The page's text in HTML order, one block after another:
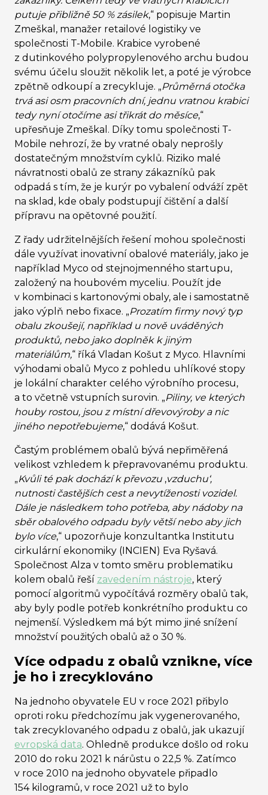
putuje přibližně 50 % zásilek,“ popisuje Martin
Zmeškal, manažer retailové logistiky ve
společnosti T-Mobile. Krabice vyrobené
z dutinkového polypropylenového archu budou
svému účelu sloužit několik let, a poté je výrobce
zpětně odkoupí a zrecykluje. „Průměrná otočka
trvá asi osm pracovních dní, jednu vratnou krabici
tedy nyní otočíme asi třikrát do měsíce,“
upřesňuje Zmeškal. Díky tomu společnosti T-
Mobile nehrozí, že by vratné obaly neprošly
dostatečným množstvím cyklů. Riziko malé
návratnosti obalů ze strany zákazníků pak
odpadá s tím, že je kurýr po vybalení odváží zpět
na sklad, kde obaly podstupují čištění a další
přípravu na opětovné použití.
Z řady udržitelnějších řešení mohou společnosti
dále využívat inovativní obalové materiály, jako je
například Myco od stejnojmenného startupu,
založený na houbovém myceliu. Použít jde
v kombinaci s kartonovými obaly, ale i samostatně
jako výplň nebo fixace. „Prozatím firmy nový typ
obalu zkoušejí, například u nově uváděných
produktů, nebo jako doplněk k jiným
materiálům,“ říká Vladan Košut z Myco. Hlavními
výhodami obalů Myco z pohledu uhlíkové stopy
je lokální charakter celého výrobního procesu,
a to včetně vstupních surovin. „Piliny, ve kterých
houby rostou, jsou z místní dřevovýroby a nic
jiného nepotřebujeme,“ dodává Košut.
Častým problémem obalů bývá nepřiměřená
velikost vzhledem k přepravovanému produktu.
„Kvůli té pak dochází k převozu ‚vzduchu‘,
nutnosti častějších cest a nevytíženosti vozidel.
Dále je následkem toho potřeba, aby nádoby na
sběr obalového odpadu byly větší nebo aby jich
bylo více,“ upozorňuje konzultantka Institutu
cirkulární ekonomiky (INCIEN) Eva Ryšavá.
Společnost Alza v tomto směru problematiku
kolem obalů řeší zavedením nástroje, který
pomocí algoritmů vypočítává rozměry obalů tak,
aby byly podle potřeb konkrétního produktu co
nejmenší. Výsledkem má být mimo jiné snížení
množství použitých obalů až o 30 %.
Více odpadu z obalů vznikne, více
je ho i zrecyklováno
Na jednoho obyvatele EU v roce 2021 přibylo
oproti roku předchozímu jak vygenerovaného,
tak zrecyklovaného odpadu z obalů, jak ukazují
evropská data. Ohledně produkce došlo od roku
2010 do roku 2021 k nárůstu o 22,5 %. Zatímco
v roce 2010 na jednoho obyvatele připadlo
154 kilogramů, v roce 2021 už to bylo